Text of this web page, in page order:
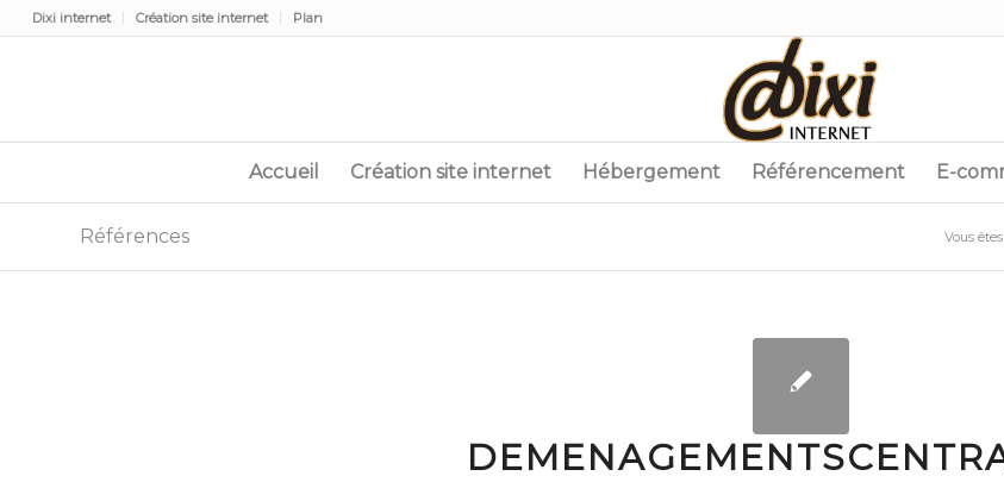
Dixi internet Création site internet Plan
Accueil Création site internet Hébergement Référencement E-
Références Vous